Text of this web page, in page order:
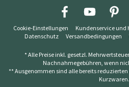
Cookie-Einstellungen Kundenservice und
Datenschutz
Versandbedingungen
* Alle Preise inkl. gesetzl.
Nachnahmegebühren, wenn
** Ausgenommen sind alle bereits
Kurzwaren.